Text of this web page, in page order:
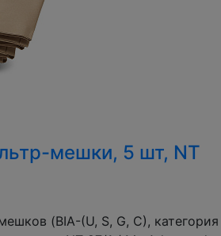
мешки, 5 шт, NT
(BIA-(U, S, G, C), категория